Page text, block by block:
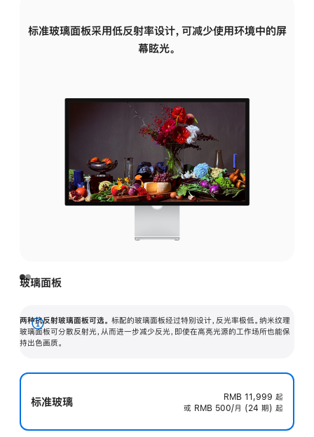
标准玻璃面板采用低反射率设计，可减少使用环境中的屏
幕眩光。
玻璃面板
两种抗反射玻璃面板可选。 标配的玻璃面板经过特别设计，反光率极低。纳米纹理
玻璃面板可分散反射光，从而进一步减少反光，即使在高亮光源的工作场所也能保
持出色画质。
展
开
标准玻璃 RMB 11,999 起
或 RMB 500/月 (24 期) 起